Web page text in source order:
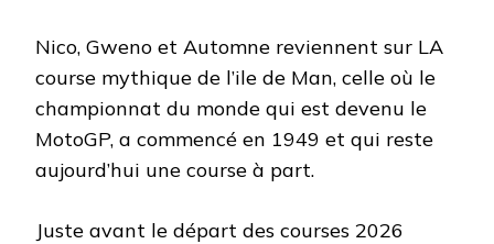
Nico, Gweno et Automne reviennent sur LA
course mythique de l’ile de Man, celle où le
championnat du monde qui est devenu le
MotoGP, a commencé en 1949 et qui reste
aujourd’hui une course à part.
Juste avant le départ des courses 2026